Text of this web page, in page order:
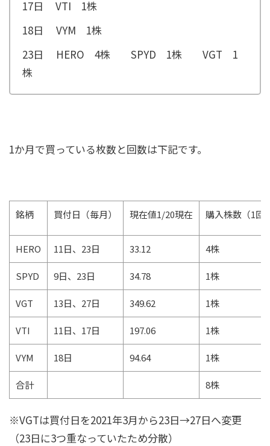
17日 VTI 1株
18日 VYM 1株
23日 HERO 4株 SPYD 1株 VGT 1
株
1か月で買っている枚数と回数は下記です。
銘柄 買付日（毎月） 現在値1/20現在 購入株数（1回
HERO 11日、23日 33.12 4株
SPYD 9日、23日 34.78 1株
VGT 13日、27日 349.62 1株
VTI 11日、17日 197.06 1株
VYM 18日 94.64 1株
合計 8株
※VGTは買付日を2021年3月から23日→27日へ変更
（23日に3つ重なっていたため分散）